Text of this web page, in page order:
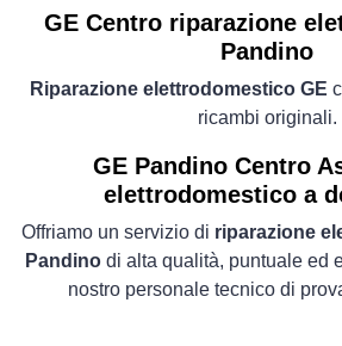
GE Centro riparazione
Pandino
Riparazione elettrodomestico GE
ricambi originali.
GE Pandino Centro
elettrodomestico a
Offriamo un servizio di riparazione
Pandino di alta qualità, puntuale ed
nostro personale tecnico di